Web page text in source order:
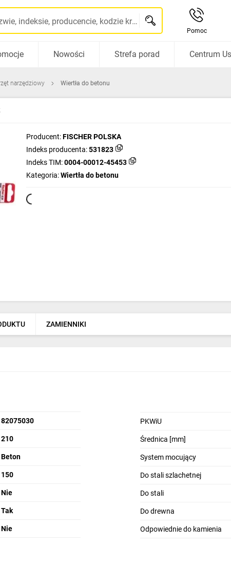
Szukaj po nazwie, indeksie, producencie, kodzie kreskowym...
Pomoc
Nowości Strefa porad Centrum
narzędziowy Wiertła do betonu
Producent:FISCHER POLSKA
Indeks producenta:531823
Indeks TIM:0004-00012-45453
Kategoria:Wiertła do betonu
ZAMIENNIKI
82075030
210
Beton
150
Nie
Tak
Nie
PKWiU
Średnica [mm]
System mocujący
Do stali szlachetnej
Do stali
Do drewna
Odpowiednie do kamienia